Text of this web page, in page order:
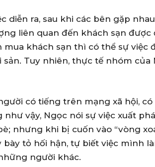
diễn ra, sau khi các bên gặp
liên quan đến khách sạn được
mua khách sạn thì có thể sự việc
Tuy nhiên, thực tế nhóm của
có tiếng trên mạng xã hội,
vậy, Ngọc nói sự việc xuất
nhưng khi bị cuốn vào “vòng
bày tỏ hối hận, tự biết việc mình
người khác.